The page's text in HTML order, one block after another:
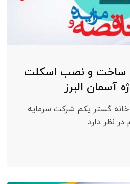
ساخت و نصب اسکلت
آسمان البرز
گستر یکم شرکت سرمایه
نظر دارد